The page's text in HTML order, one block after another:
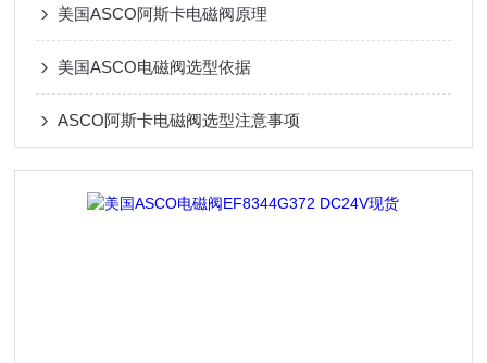
美国ASCO阿斯卡电磁阀原理
美国ASCO电磁阀选型依据
ASCO阿斯卡电磁阀选型注意事项